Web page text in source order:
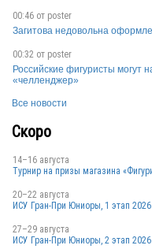
ESP
00:46 от poster
Загитова недовольна
00:32 от poster
Российские фигуристы могут
«челленджер»
Все новости
Скоро
14–16 августа
Турнир на призы магазина
20–22 августа
ИСУ Гран-При Юниоры, 1 этап 2026
27–29 августа
ИСУ Гран-При Юниоры, 2 этап 2026